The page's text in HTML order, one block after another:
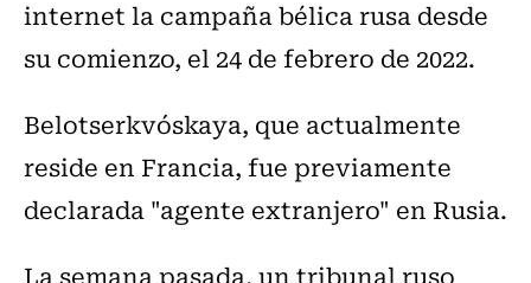
internet la campaña bélica rusa desde
su comienzo, el 24 de febrero de 2022.
Belotserkvóskaya, que actualmente
reside en Francia, fue previamente
declarada "agente extranjero" en Rusia.
La semana pasada, un tribunal ruso